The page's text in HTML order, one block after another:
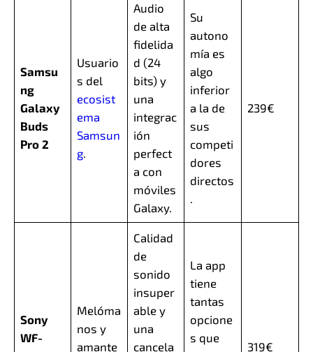
Samsu
ng
Galaxy
Buds
Pro 2
Usuario
s del
ecosist
ema
Samsun
g.
Audio
de alta
fidelida
d (24
bits) y
una
integrac
ión
perfect
a con
móviles
Galaxy.
Su
autono
mía es
algo
inferior
a la de
sus
competi
dores
directos
.
239€
Sony
WF-
Melóma
nos y
amante
Calidad
de
sonido
insuper
able y
una
cancela
La app
tiene
tantas
opcione
s que
319€